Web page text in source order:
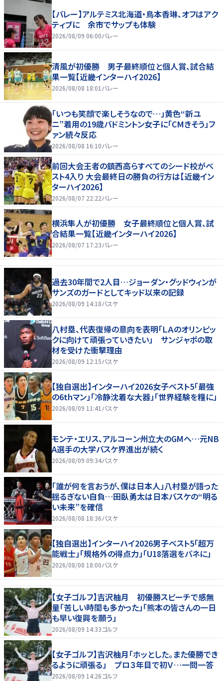
【バレー】アルテミス北海道・鳥本香琳、オフはアク
ティブに 余市でサップも体験
2026/08/09 06:00バレー
清風が初優勝 男子最終順位と個人賞、試合結
果一覧【近畿インターハイ2026】
2026/08/08 18:01 バレー
「いつも笑顔で楽しそうなので…」黄色“新ユ
ニ”着用の19歳バドミントン女子に「CMきそう」フ
ァン続々反応
2026/08/08 16:10バレー
前回大会王者の鎮西高らすべてのシード校がベ
スト4入り 大会最終日の勝負の行方は【近畿イン
ターハイ2026】
2026/08/07 22:22バレー
横浜隼人が初優勝 女子最終順位と個人賞、試
合結果一覧【近畿インターハイ2026】
2026/08/07 17:23バレー
過去30年間で2人目…ジョーダン・グッドウィンが
サンズのガードとしてキッド以来の記録
2026/08/09 14:18バスケ
八村塁、代表復帰の意向を表明「ＬＡのオリンピッ
クに向けて頑張っていきたい」 サンジャポの取
材を受けた衝撃理由
2026/08/09 12:15バスケ
【独自選出】インターハイ2026女子ベスト5「最強
の6thマン」「冷静沈着な大器」「世界経験を糧に」
2026/08/09 11:41 バスケ
モンテ・エリス、アルコーン州立大のGMへ…元NB
A選手の大学バスケ界進出が続く
2026/08/09 09:34バスケ
「誰が何を言おうが、僕は日本人」八村塁が語った
揺るぎない自負…田臥勇太は日本バスケの“明る
い未来”を確信
2026/08/08 18:36バスケ
【独自選出】インターハイ2026男子ベスト5「超万
能戦士」「規格外の得点力」「U18落選をバネに」
2026/08/08 18:00バスケ
【女子ゴルフ】吉沢柚月 初優勝スピーチで感無
量「苦しい時間も多かった」「熊本の皆さんの一日
も早い復興を願う」
2026/08/09 14:33ゴルフ
【女子ゴルフ】吉沢柚月「ホッとした。また優勝でき
るように頑張る」 プロ３年目で初Ｖ…一問一答
2026/08/09 14:26ゴルフ